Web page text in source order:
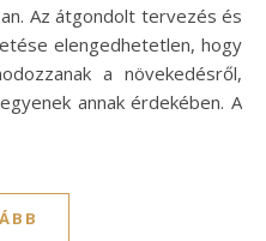
Az átgondolt tervezés és
elengedhetetlen, hogy
a növekedésről,
annak érdekében. A